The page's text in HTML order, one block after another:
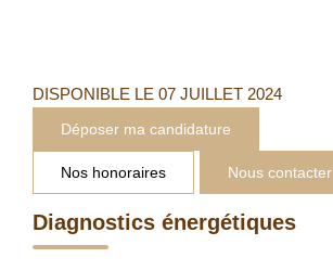
DISPONIBLE LE 07 JUILLET 2024
Déposer ma candidature
Nos honoraires Nous contacter
Diagnostics énergétiques